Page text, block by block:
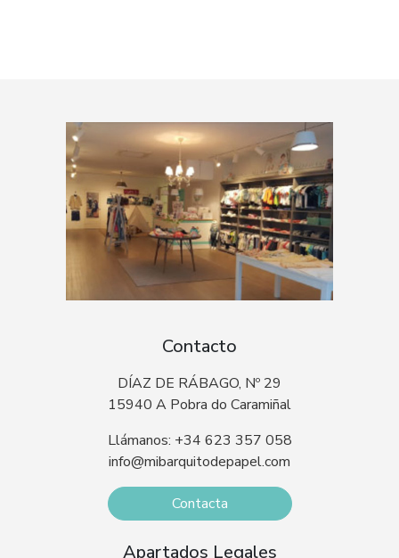
Contacto
DÍAZ DE RÁBAGO, Nº 29
15940 A Pobra do Caramiñal
Llámanos: +34 623 357 058
info@mibarquitodepapel.com
Contacta
Apartados Legales